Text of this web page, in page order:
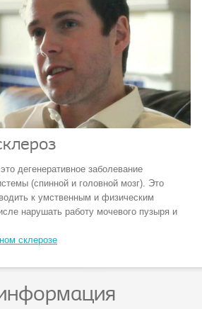
дегенеративное заболевание
(спинной и головной мозг). Это
к умственным и физическим
нарушать работу мочевого пузыря и
склерозе